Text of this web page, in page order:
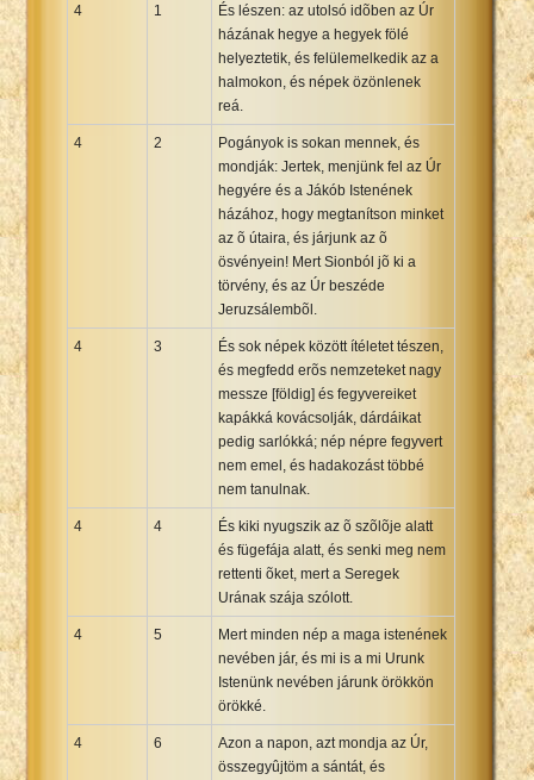
4 1
És lészen: az utolsó idõben az Úr
házának hegye a hegyek fölé
helyeztetik, és felülemelkedik az a
halmokon, és népek özönlenek
reá.
4 2
Pogányok is sokan mennek, és
mondják: Jertek, menjünk fel az Úr
hegyére és a Jákób Istenének
házához, hogy megtanítson minket
az õ útaira, és járjunk az õ
ösvényein! Mert Sionból jõ ki a
törvény, és az Úr beszéde
Jeruzsálembõl.
4 3
És sok népek között ítéletet tészen,
és megfedd erõs nemzeteket nagy
messze [földig] és fegyvereiket
kapákká kovácsolják, dárdáikat
pedig sarlókká; nép népre fegyvert
nem emel, és hadakozást többé
nem tanulnak.
4 4
És kiki nyugszik az õ szõlõje alatt
és fügefája alatt, és senki meg nem
rettenti õket, mert a Seregek
Urának szája szólott.
4 5
Mert minden nép a maga istenének
nevében jár, és mi is a mi Urunk
Istenünk nevében járunk örökkön
örökké.
4 6
Azon a napon, azt mondja az Úr,
összegyûjtöm a sántát, és